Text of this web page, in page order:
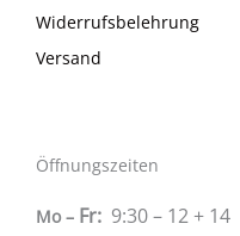
Widerrufsbelehrung
Versand
Öffnungszeiten
Mo – Fr: 9:30 – 12 + 14